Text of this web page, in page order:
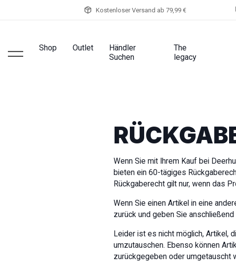
Kostenloser Versand ab 79,99 €
Shop Outlet
Händler
Suchen
The
legacy
Wenn Sie mit Ihrem Kauf bei
bieten ein 60-tägiges
Rückgaberecht gilt nur, wenn das
Wenn Sie einen Artikel in eine
zurück und geben Sie
Leider ist es nicht möglich, Artikel,
umzutauschen. Ebenso können
zurückgegeben oder umgetauscht